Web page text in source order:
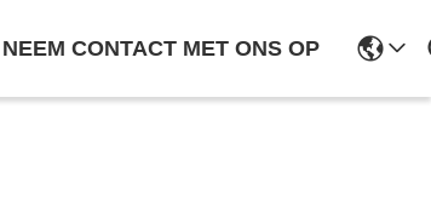
NEEM CONTACT MET ONS OP